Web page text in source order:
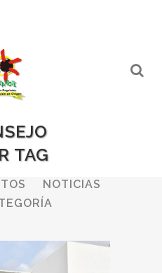
TAG
BOLETINES
NOTICIAS